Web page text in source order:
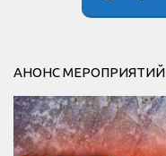
АНОНС МЕРОПРИЯТИЙ